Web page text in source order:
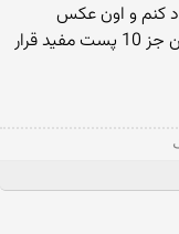
كنم و اون عكس
تكراری باشه و من متوجه نشده باشم پست من جز 10 پست مفید قرار